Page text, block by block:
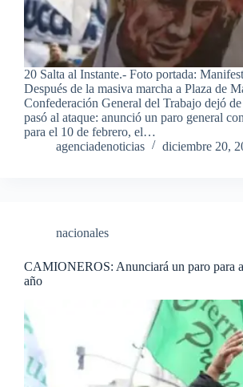
20 Salta al Instante.- Foto portada:
Después de la masiva marcha a Plaza de
Confederación General del Trabajo dejó
pasó al ataque: anunció un paro general
para el 10 de febrero, el…
agenciadenoticias
diciembre 20,
nacionales
CAMIONEROS: Anunciará un paro para
año